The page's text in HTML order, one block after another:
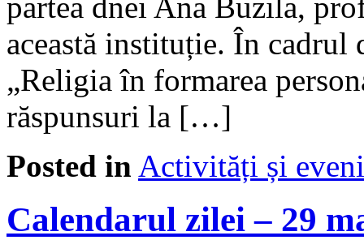
această instituție. În cadrul
„Religia în formarea
răspunsuri la […]
Posted in Activități și
Calendarul zilei – 29